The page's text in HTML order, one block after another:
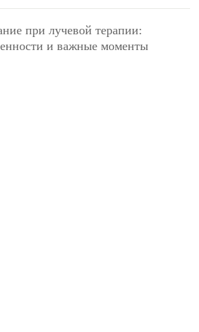
при лучевой терапии:
и важные моменты